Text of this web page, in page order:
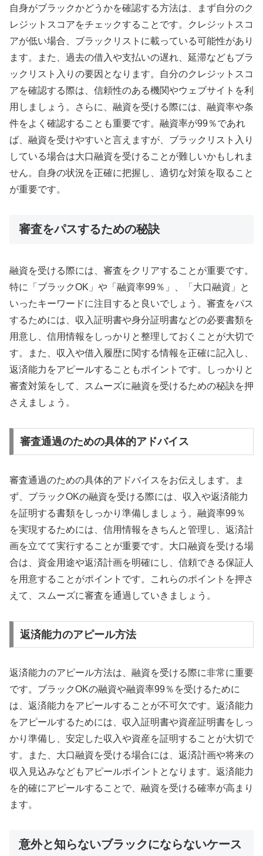
自身がブラックかどうかを確認する方法は、まず自分のク
レジットスコアをチェックすることです。クレジットスコ
アが低い場合、ブラックリストに載っている可能性があり
ます。また、過去の借入や支払いの遅れ、延滞などもブラ
ックリスト入りの要因となります。自分のクレジットスコ
アを確認する際は、信頼性のある機関やウェブサイトを利
用しましょう。さらに、融資を受ける際には、融資率や条
件をよく確認することも重要です。融資率が99％であれ
ば、融資を受けやすいと言えますが、ブラックリスト入り
している場合は大口融資を受けることが難しいかもしれま
せん。自身の状況を正確に把握し、適切な対策を取ること
が重要です。
審査をパスするための秘訣
融資を受ける際には、審査をクリアすることが重要です。
特に「ブラックOK」や「融資率99％」、「大口融資」と
いったキーワードに注目すると良いでしょう。審査をパス
するためには、収入証明書や身分証明書などの必要書類を
用意し、信用情報をしっかりと整理しておくことが大切で
す。また、収入や借入履歴に関する情報を正確に記入し、
返済能力をアピールすることもポイントです。しっかりと
審査対策をして、スムーズに融資を受けるための秘訣を押
さえましょう。
審査通過のための具体的アドバイス
審査通過のための具体的アドバイスをお伝えします。ま
ず、ブラックOKの融資を受ける際には、収入や返済能力
を証明する書類をしっかり準備しましょう。融資率99％
を実現するためには、信用情報をきちんと管理し、返済計
画を立てて実行することが重要です。大口融資を受ける場
合は、資金用途や返済計画を明確にし、信頼できる保証人
を用意することがポイントです。これらのポイントを押さ
えて、スムーズに審査を通過していきましょう。
返済能力のアピール方法
返済能力のアピール方法は、融資を受ける際に非常に重要
です。ブラックOKの融資や融資率99％を受けるために
は、返済能力をアピールすることが不可欠です。返済能力
をアピールするためには、収入証明書や資産証明書をしっ
かり準備し、安定した収入や資産を証明することが大切で
す。また、大口融資を受ける場合には、返済計画や将来の
収入見込みなどもアピールポイントとなります。返済能力
を的確にアピールすることで、融資を受ける確率が高まり
ます。
意外と知らないブラックにならないケース